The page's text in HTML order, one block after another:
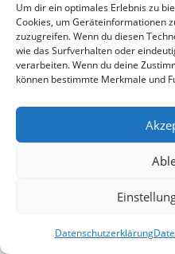
Um dir ein optimales Erlebnis zu
Cookies, um Geräteinformationen
zuzugreifen. Wenn du diesen
wie das Surfverhalten oder
verarbeiten. Wenn du deine
können bestimmte Merkmale und
Datenschutzerklärung
Man kann nur hoffen, dass
bedauerlichen Einzelfall
dies nicht der Regelfall beim
dieser Firma zukünftig etwas